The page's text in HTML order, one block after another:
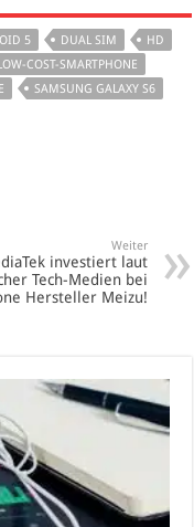
5 DUAL SIM
HD
LOW-COST-SMARTPHONE
SAMSUNG GALAXY S6
Weiter
investiert laut
Tech-Medien bei
Hersteller Meizu!